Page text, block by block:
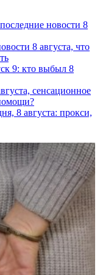
новости 8
8 августа, что
9: кто выбыл 8
сенсационное
8 августа: прокси,